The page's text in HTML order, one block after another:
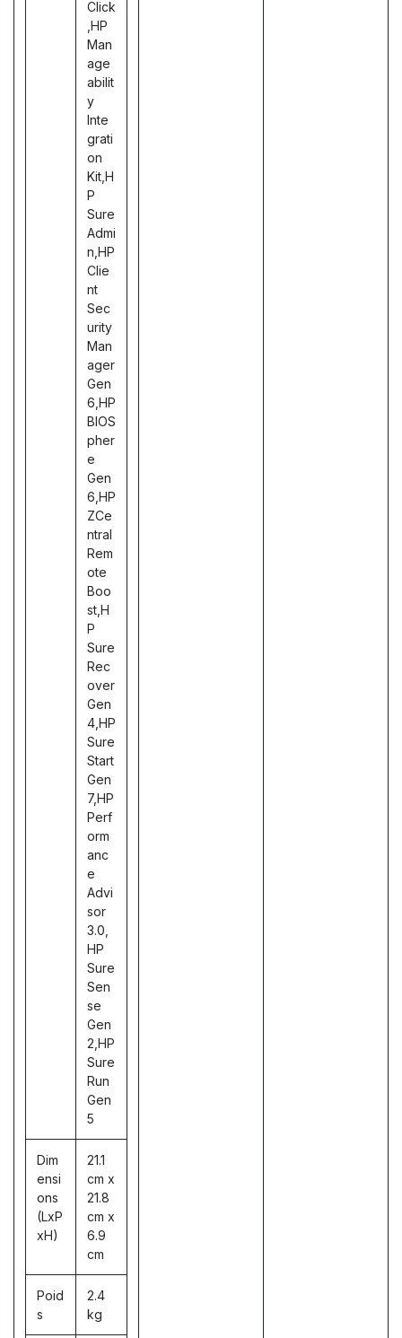
Click
,HP
Man
age
abilit
y
Inte
grati
on
Kit,H
P
Sure
Admi
n,HP
Clie
nt
Sec
urity
Man
ager
Gen
6,HP
BIOS
pher
e
Gen
6,HP
ZCe
ntral
Rem
ote
Boo
st,H
P
Sure
Rec
over
Gen
4,HP
Sure
Start
Gen
7,HP
Perf
orm
anc
e
Advi
sor
3.0,
HP
Sure
Sen
se
Gen
2,HP
Sure
Run
Gen
5
Dim
ensi
ons
(LxP
xH)
21.1
cm x
21.8
cm x
6.9
cm
Poid
s
2.4
kg